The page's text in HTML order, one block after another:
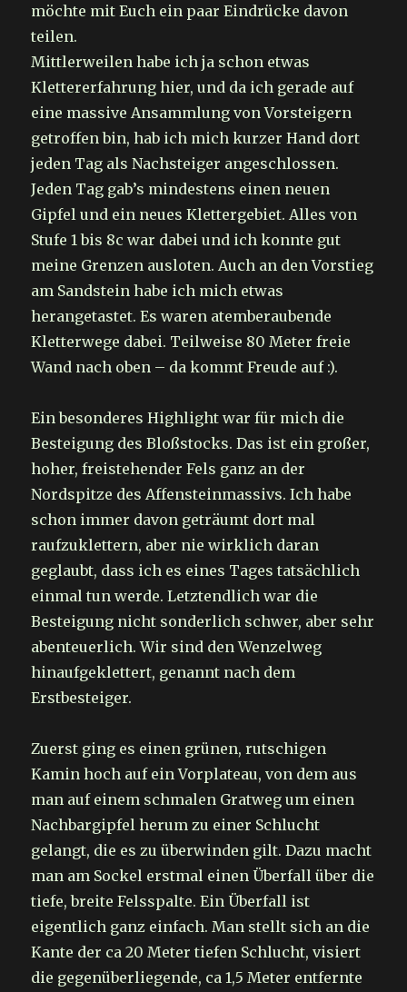
möchte mit Euch ein paar Eindrücke davon
teilen.
Mittlerweilen habe ich ja schon etwas
Klettererfahrung hier, und da ich gerade auf
eine massive Ansammlung von Vorsteigern
getroffen bin, hab ich mich kurzer Hand dort
jeden Tag als Nachsteiger angeschlossen.
Jeden Tag gab’s mindestens einen neuen
Gipfel und ein neues Klettergebiet. Alles von
Stufe 1 bis 8c war dabei und ich konnte gut
meine Grenzen ausloten. Auch an den Vorstieg
am Sandstein habe ich mich etwas
herangetastet. Es waren atemberaubende
Kletterwege dabei. Teilweise 80 Meter freie
Wand nach oben – da kommt Freude auf :).
Ein besonderes Highlight war für mich die
Besteigung des Bloßstocks. Das ist ein großer,
hoher, freistehender Fels ganz an der
Nordspitze des Affensteinmassivs. Ich habe
schon immer davon geträumt dort mal
raufzuklettern, aber nie wirklich daran
geglaubt, dass ich es eines Tages tatsächlich
einmal tun werde. Letztendlich war die
Besteigung nicht sonderlich schwer, aber sehr
abenteuerlich. Wir sind den Wenzelweg
hinaufgeklettert, genannt nach dem
Erstbesteiger.
Zuerst ging es einen grünen, rutschigen
Kamin hoch auf ein Vorplateau, von dem aus
man auf einem schmalen Gratweg um einen
Nachbargipfel herum zu einer Schlucht
gelangt, die es zu überwinden gilt. Dazu macht
man am Sockel erstmal einen Überfall über die
tiefe, breite Felsspalte. Ein Überfall ist
eigentlich ganz einfach. Man stellt sich an die
Kante der ca 20 Meter tiefen Schlucht, visiert
die gegenüberliegende, ca 1,5 Meter entfernte